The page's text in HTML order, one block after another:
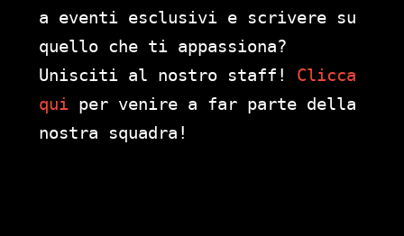
a eventi esclusivi e scrivere su
quello che ti appassiona?
Unisciti al nostro staff! Clicca
qui per venire a far parte della
nostra squadra!